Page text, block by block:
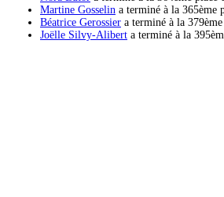
Martine Gosselin a terminé à la 365ème
Béatrice Gerossier a terminé à la
Joëlle Silvy-Alibert a terminé à la